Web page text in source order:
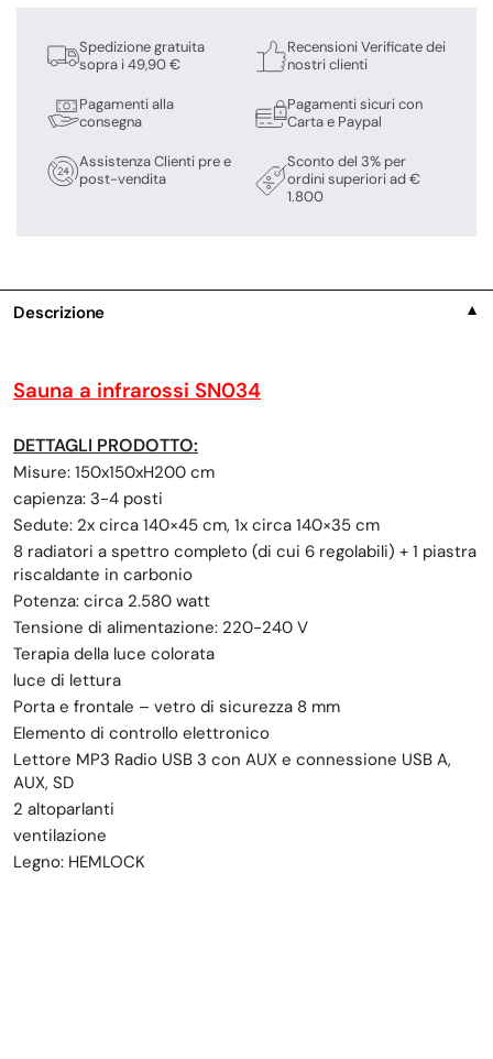
Spedizione gratuita
sopra i 49,90 €
Pagamenti alla
consegna
Assistenza Clienti pre e
post-vendita
Recensioni Verificate dei
nostri clienti
Pagamenti sicuri con
Carta e Paypal
Sconto del 3% per
ordini superiori ad €
1.800
Descrizione ▼
Sauna a infrarossi SN034
DETTAGLI PRODOTTO:
Misure: 150x150xH200 cm
capienza: 3-4 posti
Sedute: 2x circa 140×45 cm, 1x circa 140×35 cm
8 radiatori a spettro completo (di cui 6 regolabili) + 1 piastra
riscaldante in carbonio
Potenza: circa 2.580 watt
Tensione di alimentazione: 220-240 V
Terapia della luce colorata
luce di lettura
Porta e frontale – vetro di sicurezza 8 mm
Elemento di controllo elettronico
Lettore MP3 Radio USB 3 con AUX e connessione USB A,
AUX, SD
2 altoparlanti
ventilazione
Legno: HEMLOCK